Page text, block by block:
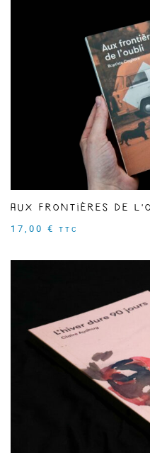
Aux frontières de
17,00 € TTC